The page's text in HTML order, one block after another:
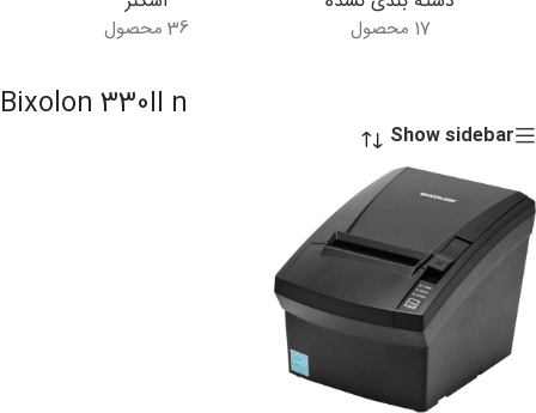
17 محصول 36 محصول
Bixolon 330II n
Show sidebar